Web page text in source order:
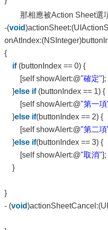
那相應被Action Sheet選
-(void
{
if(buttonIndex == 0) {
[self showAlert:@"確定"];
}else if(buttonIndex == 1) {
[self showAlert:@"第一項
}else if(buttonIndex == 2) {
[self showAlert:@"第二項
}else if(buttonIndex == 3) {
[self showAlert:@"取消"];
}
}
- (void